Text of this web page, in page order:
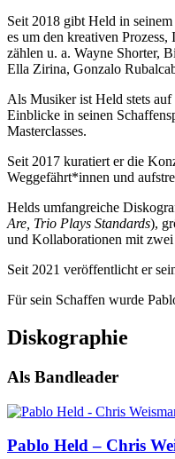
Seit 2018 gibt Held in seinem
es um den kreativen
zählen u. a. Wayne Shorter,
Ella Zirina, Gonzalo
Als Musiker ist Held stets
Einblicke in seinen
Masterclasses.
Seit 2017 kuratiert er die
Weggefährt*innen und
Helds umfangreiche
Are, Trio Plays Standards),
und Kollaborationen mit
Seit 2021 veröffentlicht er
Für sein Schaffen wurde
Diskographie
Als Bandleader
Pablo Held – Chris